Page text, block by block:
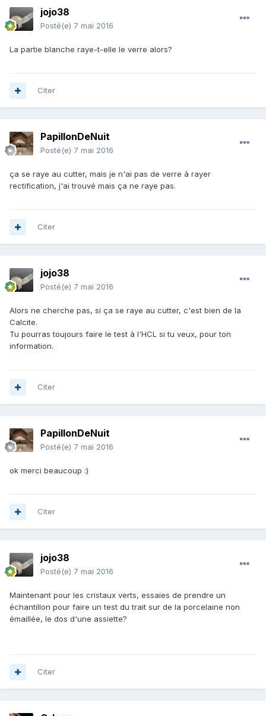
jojo38
Posté(e) 7 mai 2016
La partie blanche raye-t-elle le verre alors?
Citer
PapillonDeNuit
Posté(e) 7 mai 2016
ça se raye au cutter, mais je n'ai pas de verre à rayer
rectification, j'ai trouvé mais ça ne raye pas.
Citer
jojo38
Posté(e) 7 mai 2016
Alors ne cherche pas, si ça se raye au cutter, c'est bien de la
Calcite.
Tu pourras toujours faire le test à l'HCL si tu veux, pour ton
information.
Citer
PapillonDeNuit
Posté(e) 7 mai 2016
ok merci beaucoup :)
Citer
jojo38
Posté(e) 7 mai 2016
Maintenant pour les cristaux verts, essaies de prendre un
échantillon pour faire un test du trait sur de la porcelaine non
émaillée, le dos d'une assiette?
Citer